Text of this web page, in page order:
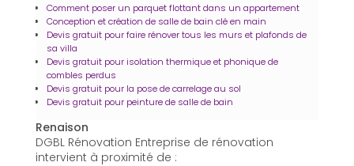
Comment poser un parquet flottant dans un appartement
Conception et création de salle de bain clé en main
Devis gratuit pour faire rénover tous les murs et plafonds de
sa villa
Devis gratuit pour isolation thermique et phonique de
combles perdus
Devis gratuit pour la pose de carrelage au sol
Devis gratuit pour peinture de salle de bain
Renaison
DGBL Rénovation Entreprise de rénovation
intervient à proximité de :